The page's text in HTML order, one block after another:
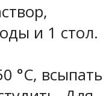
и 1 стол.
°С, всыпать